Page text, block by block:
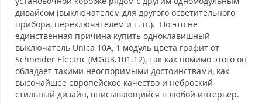
дивайсом (выключателем для другого осветительного
прибора, переключателем и т. п.). Но это не
единственная причина купить одноклавишный
выключатель Unica 10А, 1 модуль цвета графит от
Schneider Electric (MGU3.101.12), так как помимо этого он
обладает такими неоспоримыми достоинствами, как
высочайшее европейское качество и неброский
стильный дизайн, вписывающийся в любой интерьер.